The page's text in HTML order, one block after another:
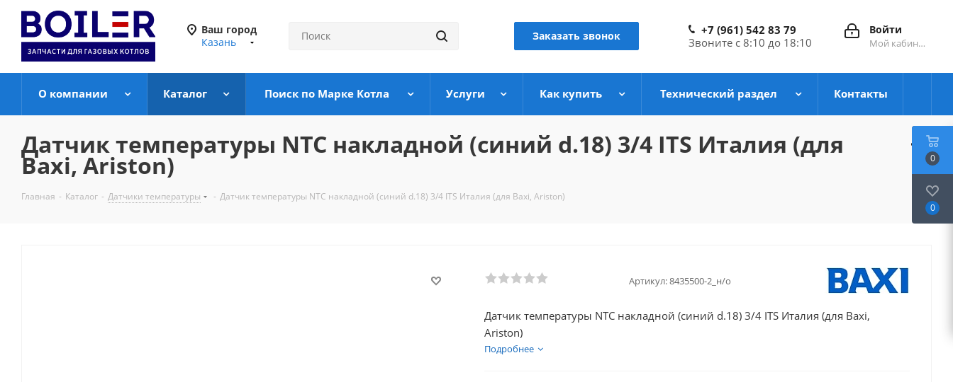
Ваш город
Казань
Заказать звонок Войти
Мой кабинет
+7 (961) 542 83 79
Звоните с 8:10 до 18:10
О компании Каталог Поиск по Марке Котла Услуги Как купить Технический раздел Контакты
Датчик температуры NTC накладной (синий d.18) 3/4 ITS Италия (для
Baxi, Ariston)
Главная - Каталог - Датчики температуры - Датчик температуры NTC накладной (синий d.18) 3/4 ITS Италия (для Baxi, Ariston)
Артикул:8435500-2_н/о
Датчик температуры NTC накладной (синий d.18) 3/4 ITS Италия (для Baxi,
Ariston)
Подробнее
0
0